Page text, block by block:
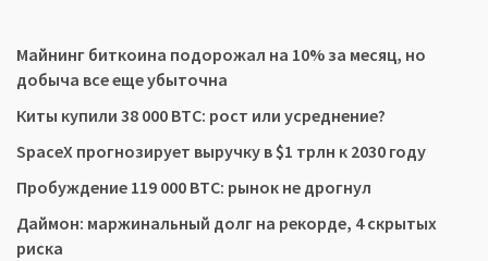
Майнинг биткоина подорожал на 10% за месяц, но
добыча все еще убыточна
Киты купили 38 000 BTC: рост или усреднение?
SpaceX прогнозирует выручку в $1 трлн к 2030 году
Пробуждение 119 000 BTC: рынок не дрогнул
Даймон: маржинальный долг на рекорде, 4 скрытых
риска